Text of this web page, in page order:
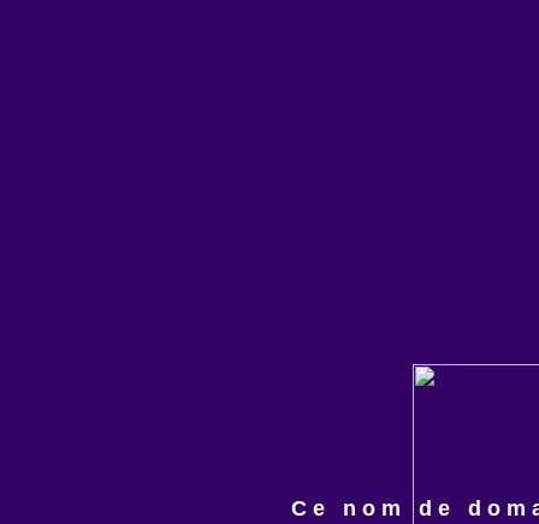
Ce nom de